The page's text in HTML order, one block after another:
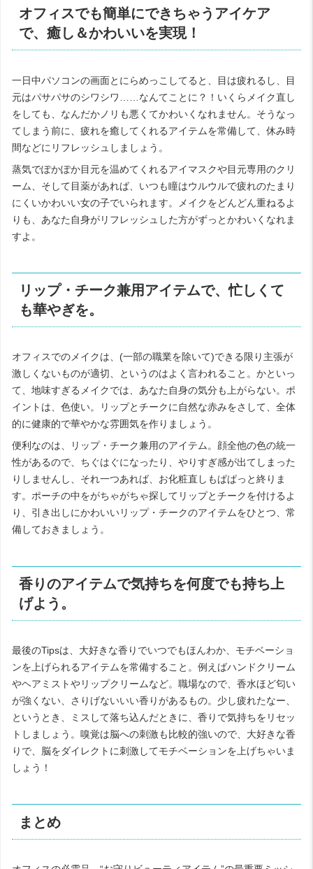
オフィスでも簡単にできちゃうアイケア
で、癒し＆かわいいを実現！
一日中パソコンの画面とにらめっこしてると、目は疲れるし、目
元はパサパサのシワシワ……なんてことに？！いくらメイク直し
をしても、なんだかノリも悪くてかわいくなれません。そうなっ
てしまう前に、疲れを癒してくれるアイテムを常備して、休み時
間などにリフレッシュしましょう。
蒸気でぽかぽか目元を温めてくれるアイマスクや目元専用のクリ
ーム、そして目薬があれば、いつも瞳はウルウルで疲れのたまり
にくいかわいい女の子でいられます。メイクをどんどん重ねるよ
りも、あなた自身がリフレッシュした方がずっとかわいくなれま
すよ。
リップ・チーク兼用アイテムで、忙しくて
も華やぎを。
オフィスでのメイクは、(一部の職業を除いて)できる限り主張が
激しくないものが適切、というのはよく言われること。かといっ
て、地味すぎるメイクでは、あなた自身の気分も上がらない。ポ
イントは、色使い。リップとチークに自然な赤みをさして、全体
的に健康的で華やかな雰囲気を作りましょう。
便利なのは、リップ・チーク兼用のアイテム。顔全他の色の統一
性があるので、ちぐはぐになったり、やりすぎ感が出てしまった
りしませんし、それ一つあれば、お化粧直しもぱぱっと終りま
す。ポーチの中をがちゃがちゃ探してリップとチークを付けるよ
り、引き出しにかわいいリップ・チークのアイテムをひとつ、常
備しておきましょう。
香りのアイテムで気持ちを何度でも持ち上
げよう。
最後のTipsは、大好きな香りでいつでもほんわか、モチベーショ
ンを上げられるアイテムを常備すること。例えばハンドクリーム
やヘアミストやリップクリームなど。職場なので、香水ほど匂い
が強くない、さりげないいい香りがあるもの。少し疲れたなー、
というとき、ミスして落ち込んだときに、香りで気持ちをリセッ
トしましょう。嗅覚は脳への刺激も比較的強いので、大好きな香
りで、脳をダイレクトに刺激してモチベーションを上げちゃいま
しょう！
まとめ